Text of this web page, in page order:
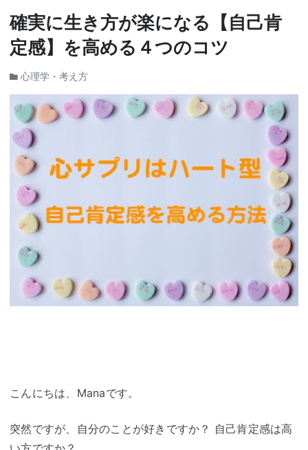
確実に生き方が楽になる【自己肯
定感】を高める４つのコツ
心理学・考え方
こんにちは、Manaです。
突然ですが、自分のことが好きですか？ 自己肯定感は高